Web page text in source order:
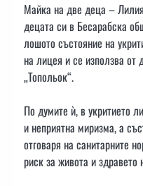
Майка на две деца –
децата си в Бесарабска
лошото състояние на
на лицея и се използва от
„Топольок“.
По думите ѝ, в укритието
и неприятна миризма, а
отговаря на санитарните
риск за живота и